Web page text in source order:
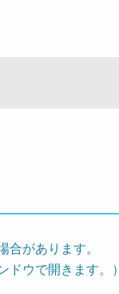
合があります。
ドウで開きます。）